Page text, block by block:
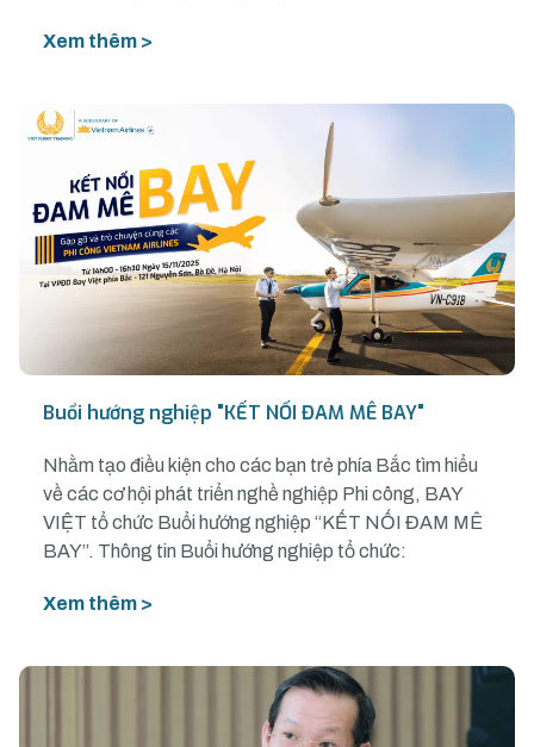
Xem thêm >
Buổi hướng nghiệp "KẾT NỐI ĐAM MÊ BAY"
Nhằm tạo điều kiện cho các bạn trẻ phía Bắc tìm hiểu
về các cơ hội phát triển nghề nghiệp Phi công, BAY
VIỆT tổ chức Buổi hướng nghiệp “KẾT NỐI ĐAM MÊ
BAY”. Thông tin Buổi hướng nghiệp tổ chức:
Xem thêm >